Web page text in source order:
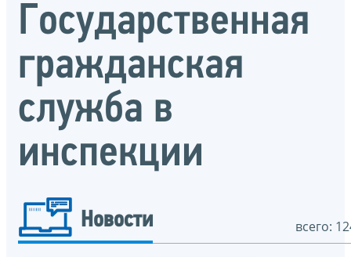
Государственная
гражданская
служба в
инспекции
Новости всего: